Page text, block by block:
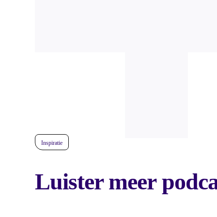
Inspiratie
Luister meer